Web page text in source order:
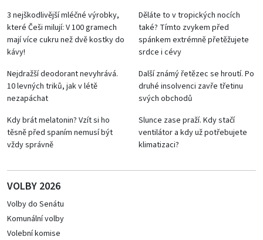
3 nejškodlivější mléčné výrobky,
které Češi milují: V 100 gramech
mají více cukru než dvě kostky do
kávy!
Děláte to v tropických nocích
také? Tímto zvykem před
spánkem extrémně přetěžujete
srdce i cévy
Nejdražší deodorant nevyhrává.
10 levných triků, jak v létě
nezapáchat
Další známý řetězec se hroutí. Po
druhé insolvenci zavře třetinu
svých obchodů
Kdy brát melatonin? Vzít si ho
těsně před spaním nemusí být
vždy správně
Slunce zase praží. Kdy stačí
ventilátor a kdy už potřebujete
klimatizaci?
VOLBY 2026
Volby do Senátu
Komunální volby
Volební komise